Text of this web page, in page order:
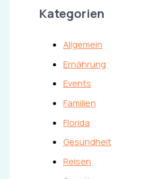
Kategorien
Allgemein
Ernährung
Events
Familien
Florida
Gesundheit
Reisen